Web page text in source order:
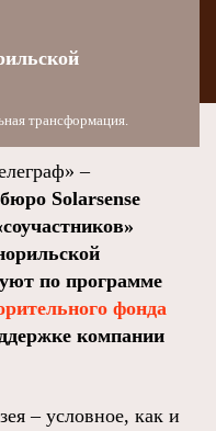
трансформация.
–
Solarsense
по программе
фонда
компании
– условное, как и